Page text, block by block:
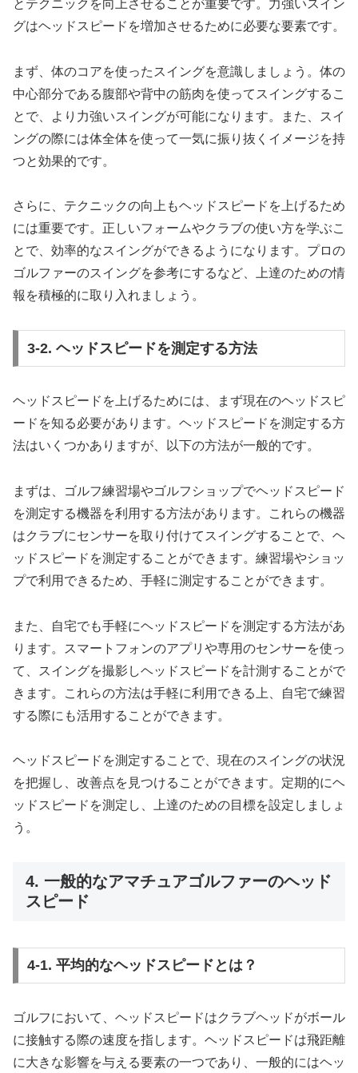
とテクニックを向上させることが重要です。力強いスイン
グはヘッドスピードを増加させるために必要な要素です。
まず、体のコアを使ったスイングを意識しましょう。体の
中心部分である腹部や背中の筋肉を使ってスイングするこ
とで、より力強いスイングが可能になります。また、スイ
ングの際には体全体を使って一気に振り抜くイメージを持
つと効果的です。
さらに、テクニックの向上もヘッドスピードを上げるため
には重要です。正しいフォームやクラブの使い方を学ぶこ
とで、効率的なスイングができるようになります。プロの
ゴルファーのスイングを参考にするなど、上達のための情
報を積極的に取り入れましょう。
3-2. ヘッドスピードを測定する方法
ヘッドスピードを上げるためには、まず現在のヘッドスピ
ードを知る必要があります。ヘッドスピードを測定する方
法はいくつかありますが、以下の方法が一般的です。
まずは、ゴルフ練習場やゴルフショップでヘッドスピード
を測定する機器を利用する方法があります。これらの機器
はクラブにセンサーを取り付けてスイングすることで、ヘ
ッドスピードを測定することができます。練習場やショッ
プで利用できるため、手軽に測定することができます。
また、自宅でも手軽にヘッドスピードを測定する方法があ
ります。スマートフォンのアプリや専用のセンサーを使っ
て、スイングを撮影しヘッドスピードを計測することがで
きます。これらの方法は手軽に利用できる上、自宅で練習
する際にも活用することができます。
ヘッドスピードを測定することで、現在のスイングの状況
を把握し、改善点を見つけることができます。定期的にヘ
ッドスピードを測定し、上達のための目標を設定しましょ
う。
4. 一般的なアマチュアゴルファーのヘッド
スピード
4-1. 平均的なヘッドスピードとは？
ゴルフにおいて、ヘッドスピードはクラブヘッドがボール
に接触する際の速度を指します。ヘッドスピードは飛距離
に大きな影響を与える要素の一つであり、一般的にはヘッ